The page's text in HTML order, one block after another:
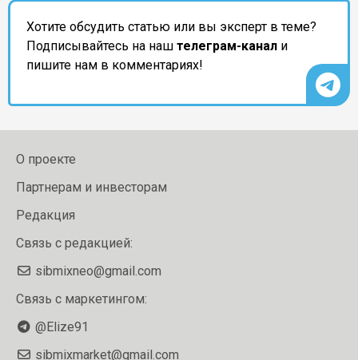
Хотите обсудить статью или вы эксперт в теме?
Подписывайтесь на наш телеграм-канал и
пишите нам в комментариях!
О проекте
Партнерам и инвесторам
Редакция
Связь с редакцией:
sibmixneo@gmail.com
Связь с маркетингом:
@Elize91
sibmixmarket@gmail.com